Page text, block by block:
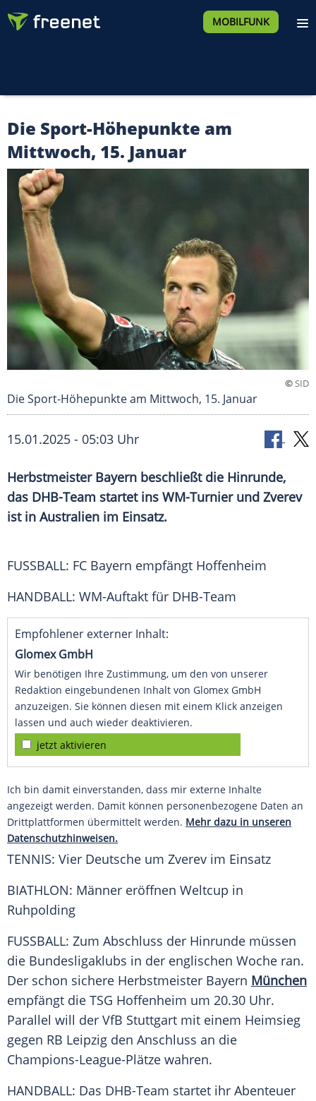
MOBILFUNK
Die Sport-Höhepunkte am
Mittwoch, 15. Januar
©SID
Die Sport-Höhepunkte am Mittwoch, 15. Januar
15.01.2025 - 05:03 Uhr
Herbstmeister Bayern beschließt die Hinrunde,
das DHB-Team startet ins WM-Turnier und Zverev
ist in Australien im Einsatz.
FUSSBALL: FC Bayern empfängt Hoffenheim
HANDBALL: WM-Auftakt für DHB-Team
Empfohlener externer Inhalt:
Glomex GmbH
Wir benötigen Ihre Zustimmung, um den von unserer
Redaktion eingebundenen Inhalt von Glomex GmbH
anzuzeigen. Sie können diesen mit einem Klick anzeigen
lassen und auch wieder deaktivieren.
jetzt aktivieren
Ich bin damit einverstanden, dass mir externe Inhalte
angezeigt werden. Damit können personenbezogene Daten an
Drittplattformen übermittelt werden. Mehr dazu in unseren
Datenschutzhinweisen.
TENNIS: Vier Deutsche um Zverev im Einsatz
BIATHLON: Männer eröffnen Weltcup in
Ruhpolding
FUSSBALL: Zum Abschluss der Hinrunde müssen
die Bundesligaklubs in der englischen Woche ran.
Der schon sichere Herbstmeister Bayern München
empfängt die TSG Hoffenheim um 20.30 Uhr.
Parallel will der VfB Stuttgart mit einem Heimsieg
gegen RB Leipzig den Anschluss an die
Champions-League-Plätze wahren.
HANDBALL: Das DHB-Team startet ihr Abenteuer